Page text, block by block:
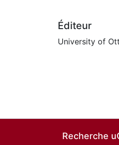
Éditeur
University of
Recherche